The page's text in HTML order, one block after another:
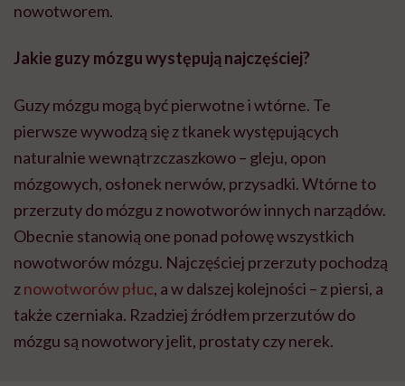
nowotworem.
Jakie guzy mózgu występują najczęściej?
Guzy mózgu mogą być pierwotne i wtórne. Te
pierwsze wywodzą się z tkanek występujących
naturalnie wewnątrzczaszkowo – gleju, opon
mózgowych, osłonek nerwów, przysadki. Wtórne to
przerzuty do mózgu z nowotworów innych narządów.
Obecnie stanowią one ponad połowę wszystkich
nowotworów mózgu. Najczęściej przerzuty pochodzą
znowotworów płuc, a w dalszej kolejności – z piersi, a
także czerniaka. Rzadziej źródłem przerzutów do
mózgu są nowotwory jelit, prostaty czy nerek.